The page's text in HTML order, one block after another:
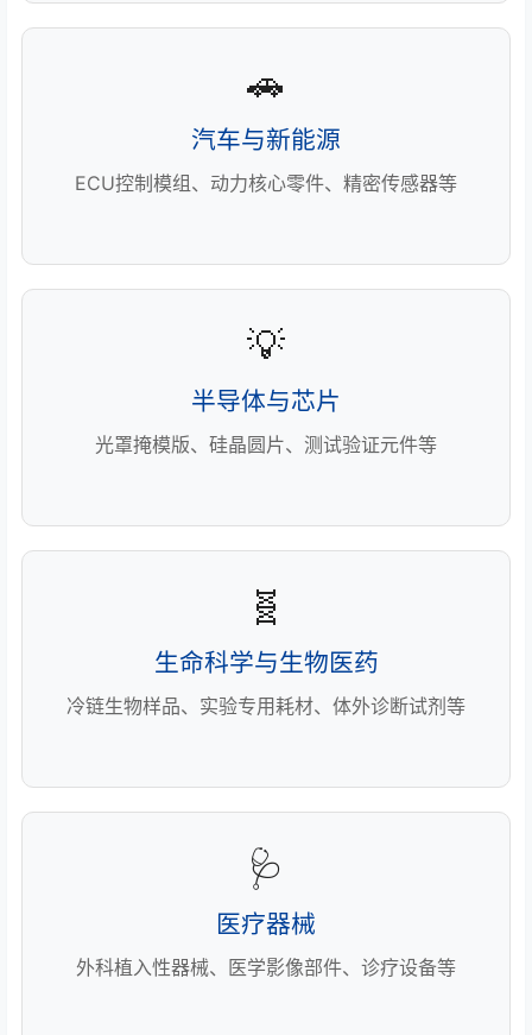
🚗
汽车与新能源
ECU控制模组、动力核心零件、精密传感器等
💡
半导体与芯片
光罩掩模版、硅晶圆片、测试验证元件等
🧬
生命科学与生物医药
冷链生物样品、实验专用耗材、体外诊断试剂等
🩺
医疗器械
外科植入性器械、医学影像部件、诊疗设备等